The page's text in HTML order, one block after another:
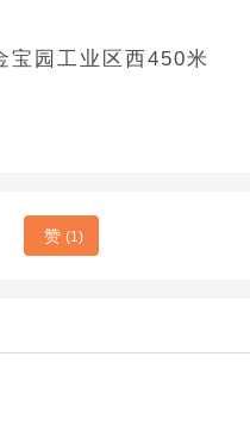
宝园工业区西450米
赞(1)